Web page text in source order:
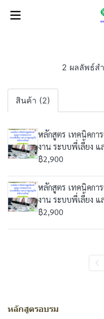
2 ผลลัพธ์ส
สินค้า (2)
หลักสูตร เทคนิคกา
งาน ระบบพี่เลี้ยง แ
฿2,900
หลักสูตร เทคนิคกา
งาน ระบบพี่เลี้ยง แ
฿2,900
หลักสูตรอบรม